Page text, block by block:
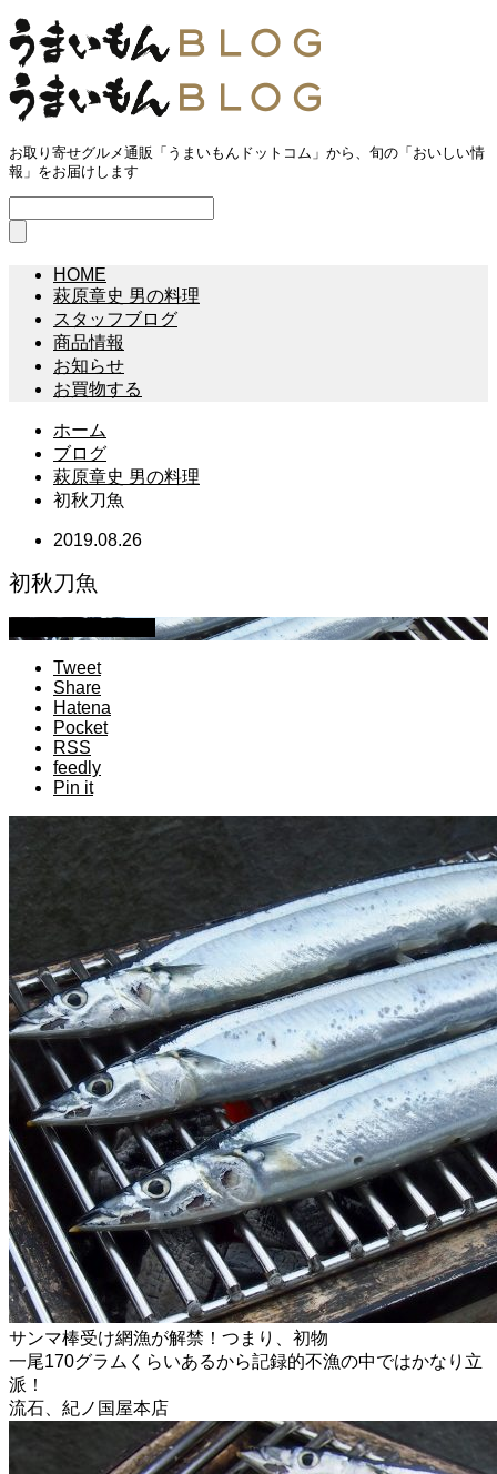
お取り寄せグルメ通販「うまいもんドットコム」から、旬の「おいしい情
報」をお届けします
HOME
萩原章史 男の料理
スタッフブログ
商品情報
お知らせ
お買物する
ホーム
ブログ
萩原章史 男の料理
初秋刀魚
2019.08.26
初秋刀魚
Tweet
Share
Hatena
Pocket
RSS
feedly
Pin it
サンマ棒受け網漁が解禁！つまり、初物
一尾170グラムくらいあるから記録的不漁の中ではかなり立
派！
流石、紀ノ国屋本店